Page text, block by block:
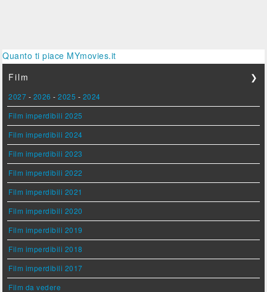
Quanto ti piace MYmovies.it
Film
❯
2027 - 2026 -2025 - 2024
Film imperdibili 2025
Film imperdibili 2024
Film imperdibili 2023
Film imperdibili 2022
Film imperdibili 2021
Film imperdibili 2020
Film imperdibili 2019
Film imperdibili 2018
Film imperdibili 2017
Film da vedere